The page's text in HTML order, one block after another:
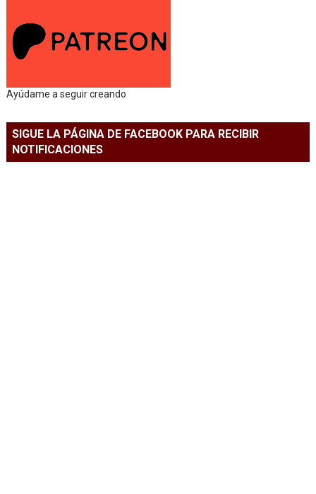
Ayúdame a seguir creando
SIGUE LA PÁGINA DE FACEBOOK PARA RECIBIR
NOTIFICACIONES